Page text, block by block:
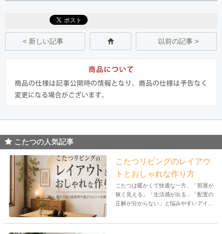
< 新しい記事 以前の記事 >
こたつの人気記事
こたつリビングのレイアウ
トとおしゃれな作り方
こたつは暖かくて快適な一方、「部屋が
狭く見える」「生活感が出る」「配置の
正解が分からない」と悩みやすいアイテ